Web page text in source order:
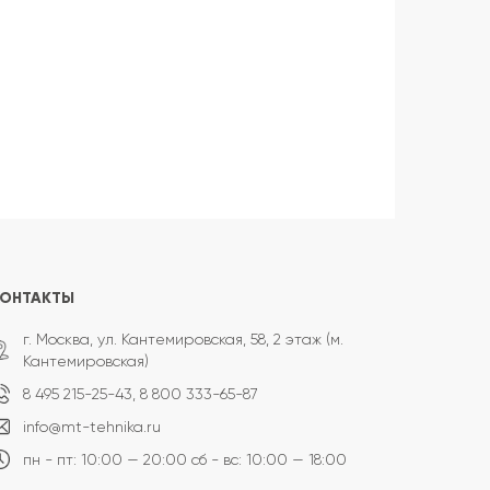
г. Москва, ул. Кантемировская, 58, 2 этаж (м.
Кантемировская)
8 495 215-25-43, 8 800 333-65-87
info@mt-tehnika.ru
пн - пт: 10:00 — 20:00 сб - вс: 10:00 — 18:00